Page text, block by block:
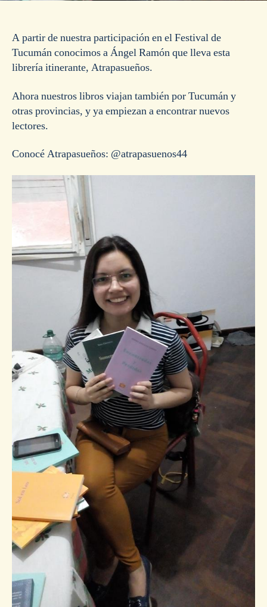
A partir de nuestra participación en el Festival de
Tucumán conocimos a Ángel Ramón que lleva esta
librería itinerante, Atrapasueños.
Ahora nuestros libros viajan también por Tucumán y
otras provincias, y ya empiezan a encontrar nuevos
lectores.
Conocé Atrapasueños: @atrapasuenos44